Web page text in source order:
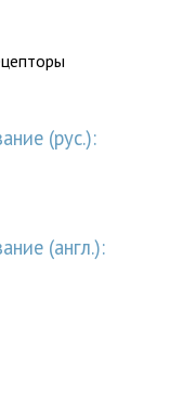
(рус.):
(англ.):